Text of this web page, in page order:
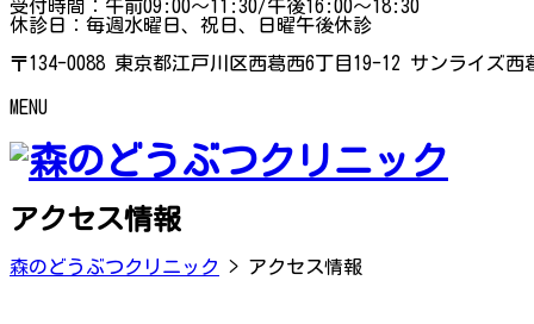
受付時間：午前09:00～11:30/午後16:00～18:30
休診日：毎週水曜日、祝日、日曜午後休診
〒134-0088 東京都江戸川区西葛西6丁目19-12 サンライズ西
MENU
アクセス情報
森のどうぶつクリニック > アクセス情報